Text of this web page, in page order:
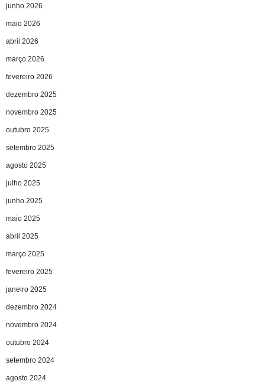
junho 2026
maio 2026
abril 2026
março 2026
fevereiro 2026
dezembro 2025
novembro 2025
outubro 2025
setembro 2025
agosto 2025
julho 2025
junho 2025
maio 2025
abril 2025
março 2025
fevereiro 2025
janeiro 2025
dezembro 2024
novembro 2024
outubro 2024
setembro 2024
agosto 2024